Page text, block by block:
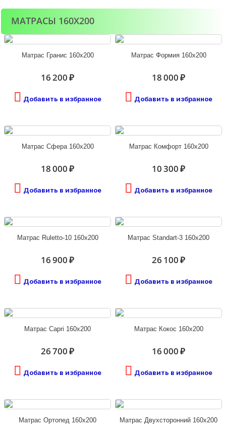
МАТРАСЫ 160Х200
Матрас Гранис 160х200
16 200 ₽
Добавить в избранное
Матрас Формия 160х200
18 000 ₽
Добавить в избранное
Матрас Сфера 160х200
18 000 ₽
Добавить в избранное
Матрас Комфорт 160х200
10 300 ₽
Добавить в избранное
Матрас Ruletto-10 160х200
16 900 ₽
Добавить в избранное
Матрас Standart-3 160х200
26 100 ₽
Добавить в избранное
Матрас Capri 160х200
26 700 ₽
Добавить в избранное
Матрас Кокос 160х200
16 000 ₽
Добавить в избранное
Матрас Ортопед 160х200 Матрас Двухсторонний 160х200